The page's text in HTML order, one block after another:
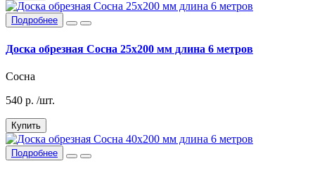
Подробнее
Доска обрезная Сосна 25х200 мм длина 6 метров
Сосна
540 р. /шт.
Купить
Подробнее